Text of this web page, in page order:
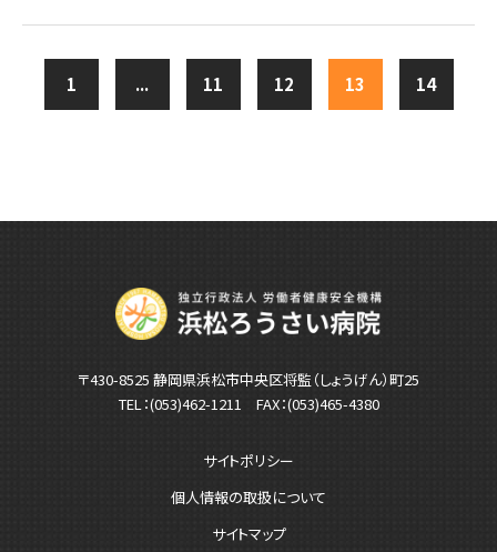
1 ... 11 12 13 14
〒430-8525 静岡県浜松市中央区将監（しょうげん）町25
TEL：(053)462-1211 FAX：(053)465-4380
サイトポリシー
個人情報の取扱について
サイトマップ